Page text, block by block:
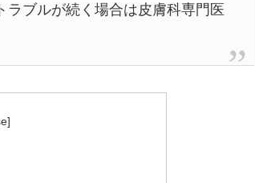
ラブルが続く場合は皮膚科専門医